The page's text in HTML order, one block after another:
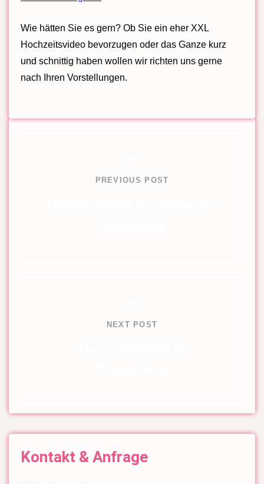
Wie hätten Sie es gern? Ob Sie ein eher XXL
Hochzeitsvideo bevorzugen oder das Ganze kurz
und schnittig haben wollen wir richten uns gerne
nach Ihren Vorstellungen.
PREVIOUS POST
NEXT POST
Kontakt & Anfrage